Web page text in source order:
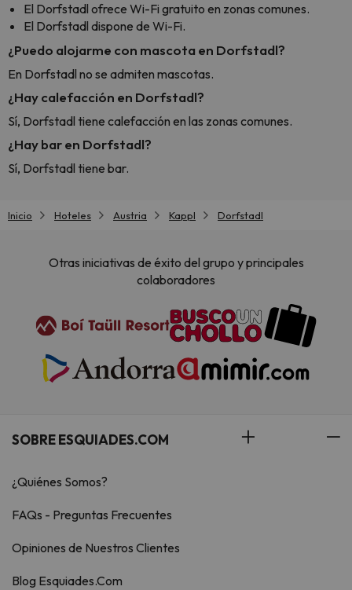
El Dorfstadl ofrece Wi-Fi gratuito en zonas comunes.
El Dorfstadl dispone de Wi-Fi.
¿Puedo alojarme con mascota en Dorfstadl?
En Dorfstadl no se admiten mascotas.
¿Hay calefacción en Dorfstadl?
Sí, Dorfstadl tiene calefacción en las zonas comunes.
¿Hay bar en Dorfstadl?
Sí, Dorfstadl tiene bar.
Inicio Hoteles Austria Kappl Dorfstadl
Otras iniciativas de éxito del grupo y principales
colaboradores
SOBRE ESQUIADES.COM
¿Quiénes Somos?
FAQs - Preguntas Frecuentes
Opiniones de Nuestros Clientes
Blog Esquiades.Com